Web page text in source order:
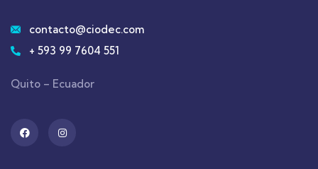
contacto@ciodec.com
+ 593 99 7604 551
Quito – Ecuador